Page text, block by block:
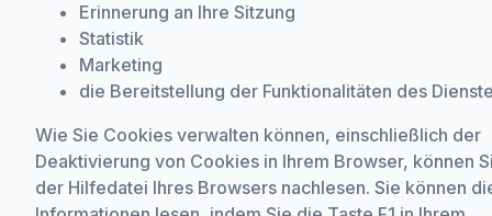
Erinnerung an Ihre Sitzung
Statistik
Marketing
die Bereitstellung der Funktionalitäten des
Wie Sie Cookies verwalten können, einschließlich der
Deaktivierung von Cookies in Ihrem Browser, können
der Hilfedatei Ihres Browsers nachlesen. Sie können